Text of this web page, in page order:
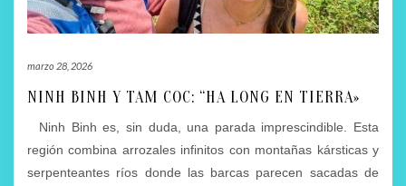
marzo 28, 2026
NINH BINH Y TAM COC: “HA LONG EN TIERRA»
Ninh Binh es, sin duda, una parada imprescindible. Esta
región combina arrozales infinitos con montañas kársticas y
serpenteantes ríos donde las barcas parecen sacadas de